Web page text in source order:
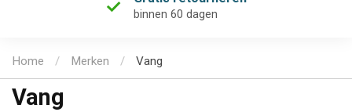
binnen 60 dagen
Home / Merken / Vang
Vang